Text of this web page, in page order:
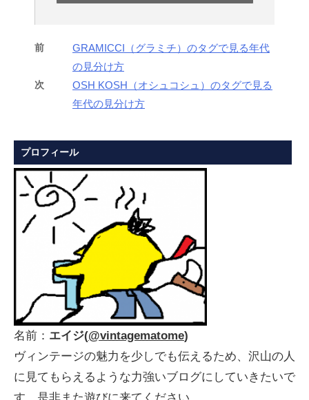
前
GRAMICCI（グラミチ）のタグで見る年代
の見分け方
次
OSH KOSH（オシュコシュ）のタグで見る
年代の見分け方
プロフィール
名前： エイジ(@vintagematome)
ヴィンテージの魅力を少しでも伝えるため、沢山の人
に見てもらえるような力強いブログにしていきたいで